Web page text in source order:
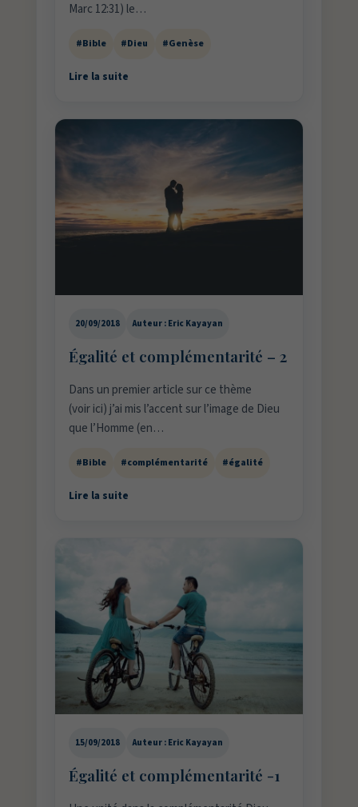
Marc 12:31) le…
#Bible #Dieu #Genèse
Lire la suite
20/09/2018 Auteur : Eric Kayayan
Égalité et complémentarité – 2
Dans un premier article sur ce thème
(voir ici) j’ai mis l’accent sur l’image de Dieu
que l’Homme (en…
#Bible #complémentarité #égalité
Lire la suite
15/09/2018 Auteur : Eric Kayayan
Égalité et complémentarité -1